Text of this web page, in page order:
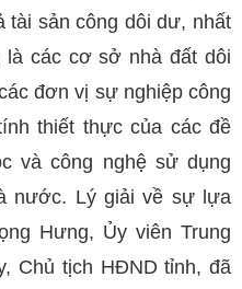
tài sản công dôi dư, nhất
là các cơ sở nhà đất dôi
đơn vị sự nghiệp công
thiết thực của các đề
và công nghệ sử dụng
nước. Lý giải về sự lựa
Hưng, Ủy viên Trung
Chủ tịch HĐND tỉnh, đã